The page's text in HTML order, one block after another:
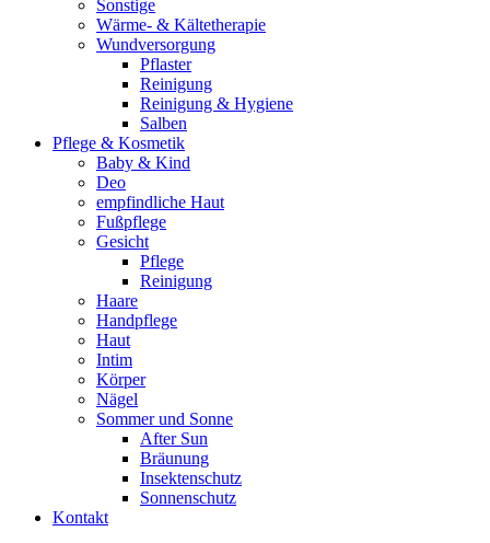
Sonstige
Wärme- & Kältetherapie
Wundversorgung
Pflaster
Reinigung
Reinigung & Hygiene
Salben
Pflege & Kosmetik
Baby & Kind
Deo
empfindliche Haut
Fußpflege
Gesicht
Pflege
Reinigung
Haare
Handpflege
Haut
Intim
Körper
Nägel
Sommer und Sonne
After Sun
Bräunung
Insektenschutz
Sonnenschutz
Kontakt